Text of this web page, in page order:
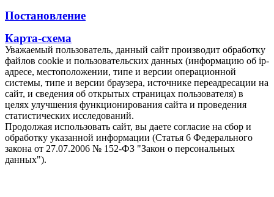
Постановление
Карта-схема
Уважаемый пользователь, данный сайт производит обработку
файлов cookie и пользовательских данных (информацию об ip-
адресе, местоположении, типе и версии операционной
системы, типе и версии браузера, источнике переадресации на
сайт, и сведения об открытых страницах пользователя) в
целях улучшения функционирования сайта и проведения
статистических исследований.
Продолжая использовать сайт, вы даете согласие на сбор и
обработку указанной информации (Статья 6 Федерального
закона от 27.07.2006 № 152-ФЗ "Закон о персональных
данных").